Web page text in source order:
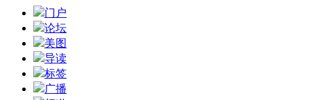
门户
论坛
美图
导读
标签
广播